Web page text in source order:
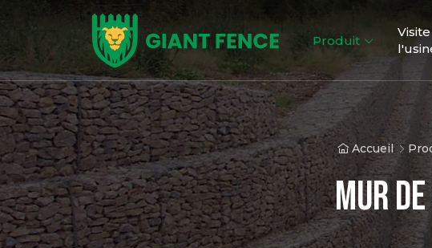
Produit
Accueil
Mur